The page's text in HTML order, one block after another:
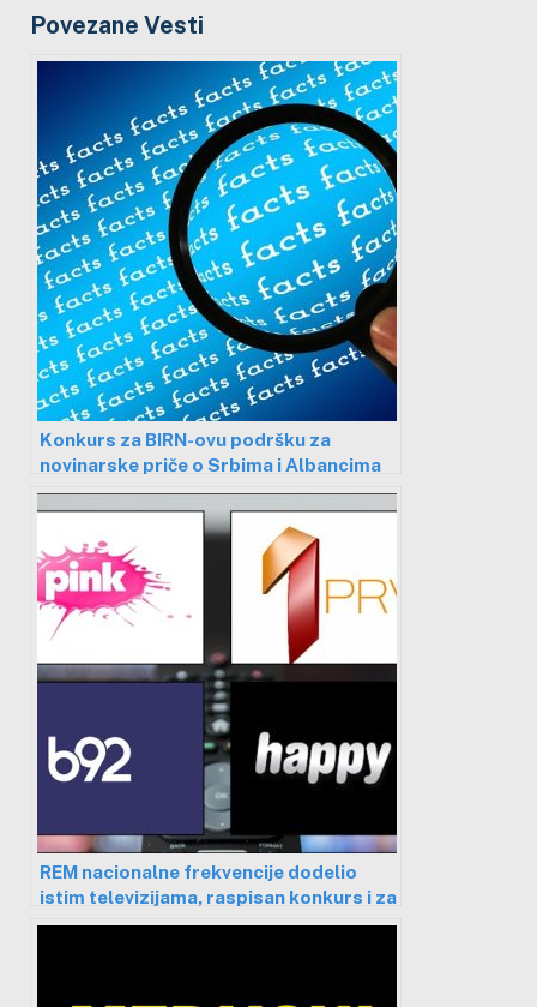
Povezane Vesti
Konkurs za BIRN-ovu podršku za
novinarske priče o Srbima i Albancima
na Kosovu
REM nacionalne frekvencije dodelio
istim televizijama, raspisan konkurs i za
petog emitera